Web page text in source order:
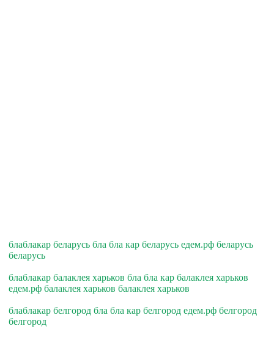
блаблакар беларусь бла бла кар беларусь едем.рф беларусь
беларусь
блаблакар балаклея харьков бла бла кар балаклея харьков
едем.рф балаклея харьков балаклея харьков
блаблакар белгород бла бла кар белгород едем.рф белгород
белгород